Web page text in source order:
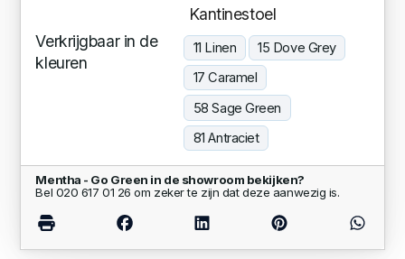
Kantinestoel
Verkrijgbaar in de
kleuren
11 Linen
15 Dove Grey
17 Caramel
58 Sage Green
81 Antraciet
Mentha - Go Green in de showroom bekijken?
Bel 020 617 01 26 om zeker te zijn dat deze aanwezig is.